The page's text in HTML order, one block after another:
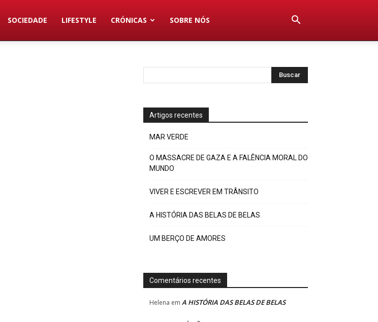
SOCIEDADE LIFESTYLE CRÓNICAS SOBRE NÓS
Artigos recentes
MAR VERDE
O MASSACRE DE GAZA E A FALÊNCIA MORAL DO
MUNDO
VIVER E ESCREVER EM TRÂNSITO
A HISTÓRIA DAS BELAS DE BELAS
UM BERÇO DE AMORES
Comentários recentes
Helena em A HISTÓRIA DAS BELAS DE BELAS